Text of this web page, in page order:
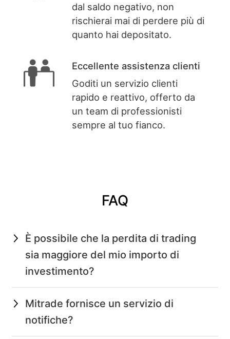
dal saldo negativo, non
rischierai mai di perdere più di
quanto hai depositato.
Eccellente assistenza clienti
Goditi un servizio clienti
rapido e reattivo, offerto da
un team di professionisti
sempre al tuo fianco.
FAQ
È possibile che la perdita di trading
sia maggiore del mio importo di
investimento?
Mitrade fornisce un servizio di
notifiche?